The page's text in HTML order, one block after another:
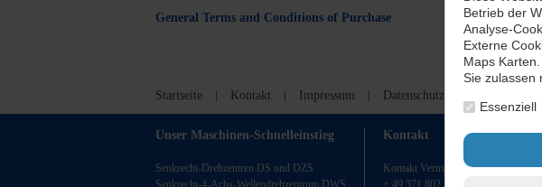
General Terms and Conditions of Purchase
Startseite Kontakt Impressum Datenschutz
Unser Maschinen-Schnelleinstieg
Senkrecht-Drehzentren DS und DZS
Senkrecht-4-Achs-Wellendrehzentrum DWS
Kontakt
Kontakt Vertrieb
+ 49 371 802 333
Betrieb der
Analyse-
Externe
Maps
Sie zulassen
Essenziell